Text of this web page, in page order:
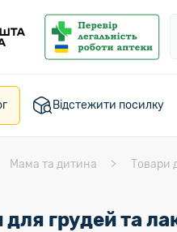
Відстежити посилку
Мама та дитина Товари
грудей та